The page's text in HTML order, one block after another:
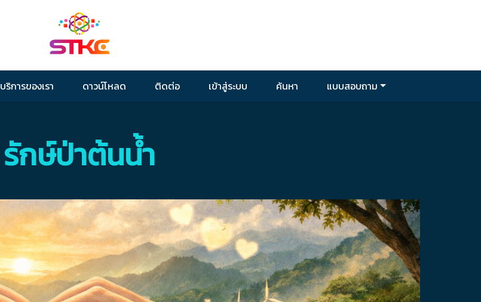
บริการของเรา ดาวน์โหลด ติดต่อ เข้าสู่ระบบ ค้นหา แบบสอบถาม
รักษ์ป่าต้นน้ำ